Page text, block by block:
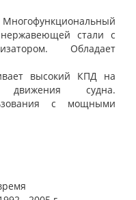
стали с
Обладает
высокий КПД на
движения судна.
с мощными